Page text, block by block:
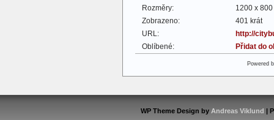
Rozměry:
1200 x
Zobrazeno:
401 krát
URL:
http://
Oblíbené:
Přidat do
Powered
WP Theme Design by Andreas Viklund |